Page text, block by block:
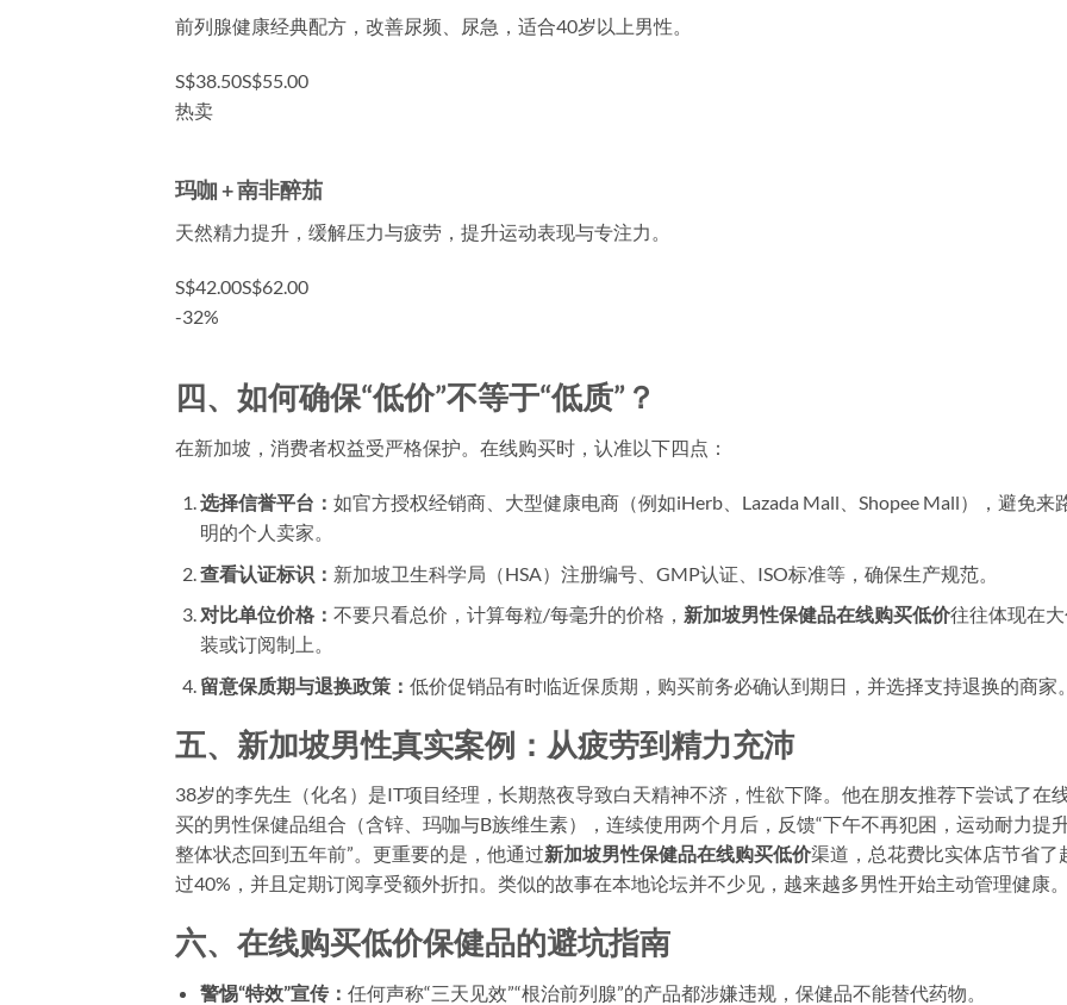
前列腺健康经典配方，改善尿频、尿急，适合40岁以上男性。
S$38.50S$55.00
热卖
玛咖 + 南非醉茄
天然精力提升，缓解压力与疲劳，提升运动表现与专注力。
S$42.00S$62.00
-32%
四、如何确保“低价”不等于“低质”？
在新加坡，消费者权益受严格保护。在线购买时，认准以下四点：
选择信誉平台： 如官方授权经销商、大型健康电商（例如iHerb、Lazada Mall、Shopee Mall），避免来
明的个人卖家。
查看认证标识： 新加坡卫生科学局（HSA）注册编号、GMP认证、ISO标准等，确保生产规范。
对比单位价格： 不要只看总价，计算每粒/每毫升的价格， 新加坡男性保健品在线购买低价往往体现在
装或订阅制上。
留意保质期与退换政策： 低价促销品有时临近保质期，购买前务必确认到期日，并选择支持退换的商家
五、新加坡男性真实案例：从疲劳到精力充沛
38岁的李先生（化名）是IT项目经理，长期熬夜导致白天精神不济，性欲下降。他在朋友推荐下尝试了在
买的男性保健品组合（含锌、玛咖与B族维生素），连续使用两个月后，反馈“下午不再犯困，运动耐力提
整体状态回到五年前”。更重要的是，他通过新加坡男性保健品在线购买低价渠道，总花费比实体店节省了
过40%，并且定期订阅享受额外折扣。类似的故事在本地论坛并不少见，越来越多男性开始主动管理健康
六、在线购买低价保健品的避坑指南
警惕“特效”宣传： 任何声称“三天见效”“根治前列腺”的产品都涉嫌违规，保健品不能替代药物。